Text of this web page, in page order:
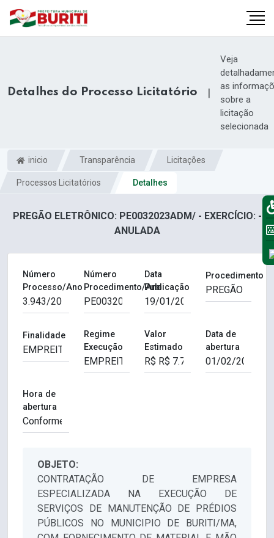
Detalhes do Processo Licitatório |
Veja
as
sobre a
licitação
selecionada
inicio Transparência Licitações
Processos Licitatórios Detalhes
PREGÃO ELETRÔNICO: PE0032023ADM/ - EXERCÍCIO: -
ANULADA
Número
Processo/Ano
Número
Procedimento/Ano
Data
Publicação
Procedimento
Finalidade
Regime
Execução
Valor
Estimado
Data de
abertura
Hora de
abertura
OBJETO:
CONTRATAÇÃO DE EMPRESA
ESPECIALIZADA NA EXECUÇÃO DE
SERVIÇOS DE MANUTENÇÃO DE PRÉDIOS
PÚBLICOS NO MUNICIPIO DE BURITI/MA,